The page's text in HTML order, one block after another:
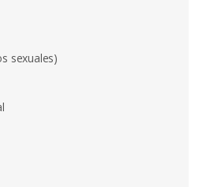
sexuales)